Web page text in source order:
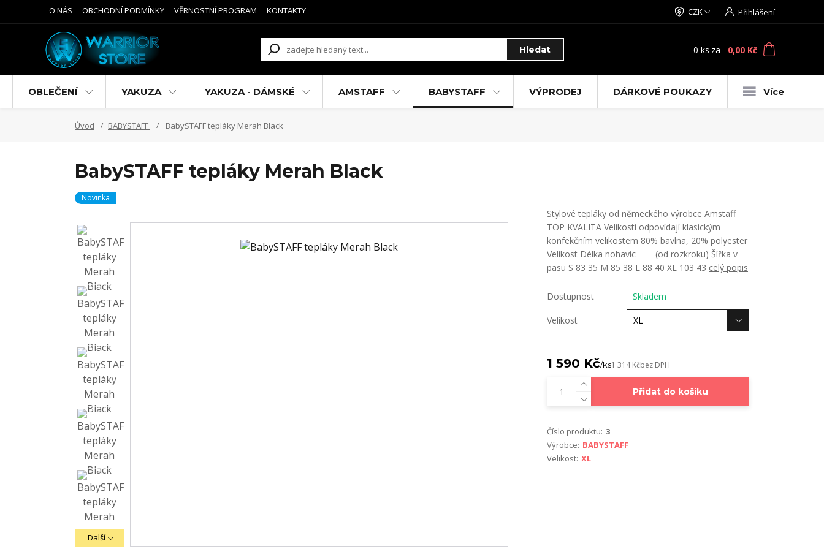
O NÁS OBCHODNÍ PODMÍNKY VĚRNOSTNÍ PROGRAM KONTAKTY CZK Přihlášení
Hledat 0 ks za 0,00 Kč
OBLEČENÍ YAKUZA YAKUZA - DÁMSKÉ AMSTAFF BABYSTAFF VÝPRODEJ DÁRKOVÉ POUKAZY Více
Úvod BABYSTAFF BabySTAFF tepláky Merah Black
BabySTAFF tepláky Merah Black
Novinka
Další
Stylové tepláky od německého výrobce Amstaff
TOP KVALITA Velikosti odpovídají klasickým
konfekčním velikostem 80% bavlna, 20% polyester
Velikost Délka nohavic (od rozkroku) Šířka v
pasu S 83 35 M 85 38 L 88 40 XL 103 43 celý popis
Dostupnost Skladem
Velikost
1 590 Kč/ks1 314 Kčbez DPH
Přidat do košíku
Číslo produktu: 3
Výrobce: BABYSTAFF
Velikost: XL